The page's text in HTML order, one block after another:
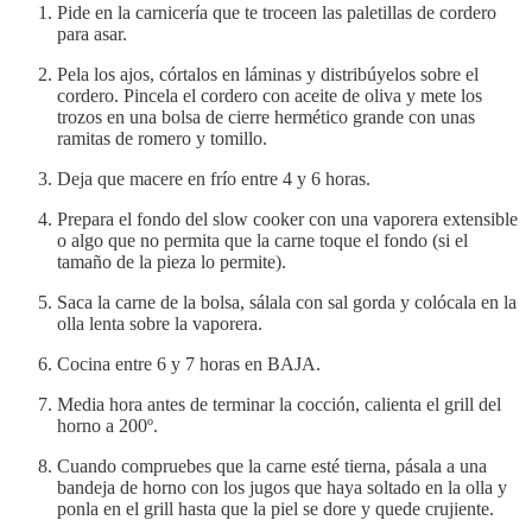
Pide en la carnicería que te troceen las paletillas de cordero
para asar.
Pela los ajos, córtalos en láminas y distribúyelos sobre el
cordero. Pincela el cordero con aceite de oliva y mete los
trozos en una bolsa de cierre hermético grande con unas
ramitas de romero y tomillo.
Deja que macere en frío entre 4 y 6 horas.
Prepara el fondo del slow cooker con una vaporera extensible
o algo que no permita que la carne toque el fondo (si el
tamaño de la pieza lo permite).
Saca la carne de la bolsa, sálala con sal gorda y colócala en la
olla lenta sobre la vaporera.
Cocina entre 6 y 7 horas en BAJA.
Media hora antes de terminar la cocción, calienta el grill del
horno a 200º.
Cuando compruebes que la carne esté tierna, pásala a una
bandeja de horno con los jugos que haya soltado en la olla y
ponla en el grill hasta que la piel se dore y quede crujiente.